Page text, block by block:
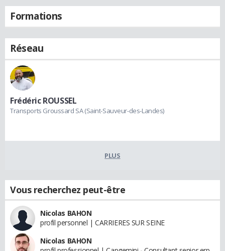
Formations
Réseau
Frédéric ROUSSEL
Transports Groussard SA (Saint-Sauveur-des-Landes)
PLUS
Vous recherchez peut-être
Nicolas BAHON
profil personnel | CARRIERES SUR SEINE
Nicolas BAHON